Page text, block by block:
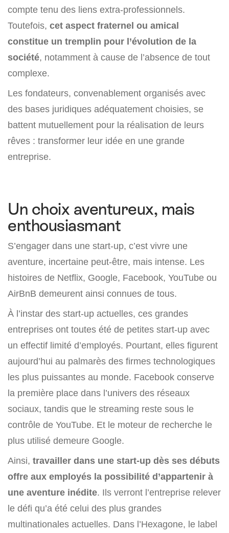
compte tenu des liens extra-professionnels.
Toutefois, cet aspect fraternel ou amical
constitue un tremplin pour l’évolution de la
société, notamment à cause de l’absence de tout
complexe.
Les fondateurs, convenablement organisés avec
des bases juridiques adéquatement choisies, se
battent mutuellement pour la réalisation de leurs
rêves : transformer leur idée en une grande
entreprise.
Un choix aventureux, mais
enthousiasmant
S’engager dans une start-up, c’est vivre une
aventure, incertaine peut-être, mais intense. Les
histoires de Netflix, Google, Facebook, YouTube ou
AirBnB demeurent ainsi connues de tous.
À l’instar des start-up actuelles, ces grandes
entreprises ont toutes été de petites start-up avec
un effectif limité d’employés. Pourtant, elles figurent
aujourd’hui au palmarès des firmes technologiques
les plus puissantes au monde. Facebook conserve
la première place dans l’univers des réseaux
sociaux, tandis que le streaming reste sous le
contrôle de YouTube. Et le moteur de recherche le
plus utilisé demeure Google.
Ainsi, travailler dans une start-up dès ses débuts
offre aux employés la possibilité d’appartenir à
une aventure inédite. Ils verront l’entreprise relever
le défi qu’a été celui des plus grandes
multinationales actuelles. Dans l’Hexagone, le label